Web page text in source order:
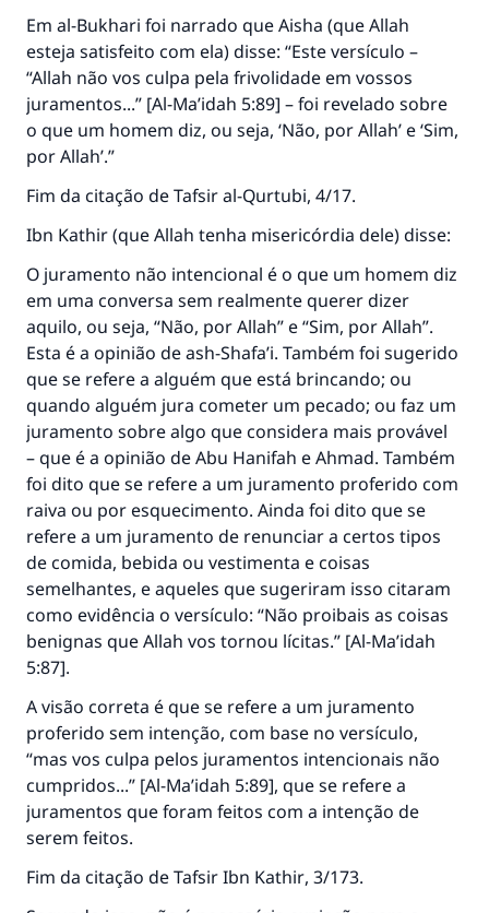
Em al-Bukhari foi narrado que Aisha (que Allah
esteja satisfeito com ela) disse: “Este versículo –
“Allah não vos culpa pela frivolidade em vossos
juramentos...” [Al-Ma’idah 5:89] – foi revelado sobre
o que um homem diz, ou seja, ‘Não, por Allah’ e ‘Sim,
por Allah’.”
Fim da citação deTafsir al-Qurtubi, 4/17.
Ibn Kathir (que Allah tenha misericórdia dele) disse:
O juramento não intencional é o que um homem diz
em uma conversa sem realmente querer dizer
aquilo, ou seja, “Não, por Allah” e “Sim, por Allah”.
Esta é a opinião de ash-Shafa’i. Também foi sugerido
que se refere a alguém que está brincando; ou
quando alguém jura cometer um pecado; ou faz um
juramento sobre algo que considera mais provável
– que é a opinião de Abu Hanifah e Ahmad. Também
foi dito que se refere a um juramento proferido com
raiva ou por esquecimento. Ainda foi dito que se
refere a um juramento de renunciar a certos tipos
de comida, bebida ou vestimenta e coisas
semelhantes, e aqueles que sugeriram isso citaram
como evidência o versículo: “Não proibais as coisas
benignas que Allah vos tornou lícitas.” [Al-Ma’idah
5:87].
A visão correta é que se refere a um juramento
proferido sem intenção, com base no versículo,
“mas vos culpa pelos juramentos intencionais não
cumpridos...” [Al-Ma’idah 5:89], que se refere a
juramentos que foram feitos com a intenção de
serem feitos.
Fim da citação deTafsir Ibn Kathir, 3/173.
casamento.
Ajude-nos a responder à Ummah
O Profeta ﷺ disse,
"Quem quer que incentive outros a fazer o
que é bom receberá a mesma recompensa
(MUSLIM, 1893)
CONTRIBUIR